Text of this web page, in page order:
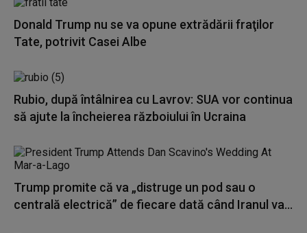
Donald Trump nu se va opune extrădării fraţilor
Tate, potrivit Casei Albe
Rubio, după întâlnirea cu Lavrov: SUA vor continua
să ajute la încheierea războiului în Ucraina
Trump promite că va „distruge un pod sau o
centrală electrică” de fiecare dată când Iranul va...